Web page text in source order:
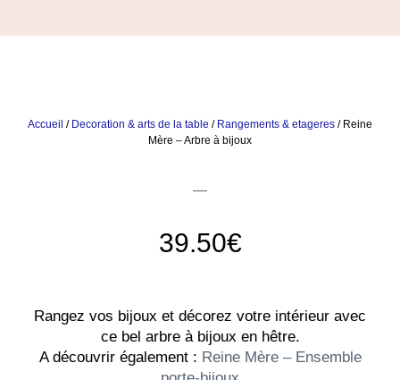
Accueil / Decoration & arts de la table / Rangements & etageres / Reine
Mère – Arbre à bijoux
39.50€
Rangez vos bijoux et décorez votre intérieur avec
ce bel arbre à bijoux en hêtre.
A découvrir également : Reine Mère – Ensemble